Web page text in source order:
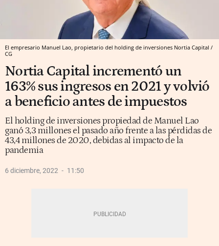
El empresario Manuel Lao, propietario del holding de inversiones Nortia Capital /
CG
Nortia Capital incrementó un
163% sus ingresos en 2021 y volvió
a beneficio antes de impuestos
El holding de inversiones propiedad de Manuel Lao
ganó 3,3 millones el pasado año frente a las pérdidas de
43,4 millones de 2020, debidas al impacto de la
pandemia
6 diciembre, 2022 11:50